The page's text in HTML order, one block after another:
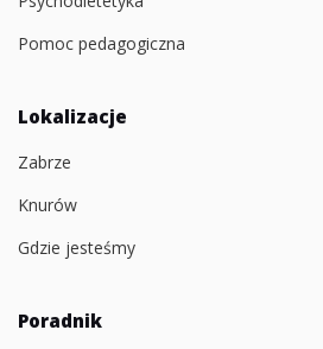
Pomoc pedagogiczna
Lokalizacje
Zabrze
Knurów
Gdzie jesteśmy
Poradnik